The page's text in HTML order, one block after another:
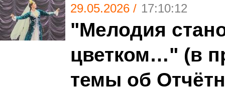
29.05.2026 / 17:10:12
"Мелодия
цветком…" (в
темы об